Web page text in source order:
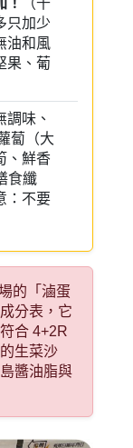
（千
只加少
油和風
果、葡
調味、
蔔（大
、鮮香
食纖
：不要
的「滷蛋
分表，它
合 4+2R
生菜沙
醬油脂與